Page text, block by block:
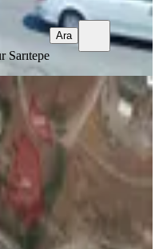
Sarıtepe
Ara
Hali Üstü Her İşe
Arsa 3410m2
Mahallesi